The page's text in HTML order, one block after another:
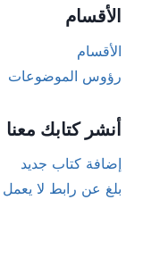
الأقسام
الأقسام
رؤوس الموضوعات
أنشر كتابك معنا
إضافة كتاب جديد
بلغ عن رابط لا يعمل